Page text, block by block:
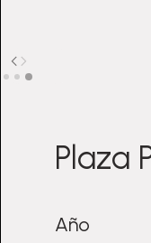
Slide 3 of 3.
Plaza
Año